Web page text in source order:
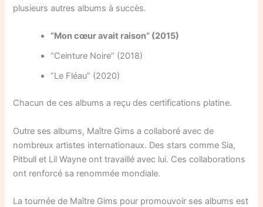
plusieurs autres albums à succès.
“Mon cœur avait raison” (2015)
“Ceinture Noire” (2018)
“Le Fléau” (2020)
Chacun de ces albums a reçu des certifications platine.
Outre ses albums, Maître Gims a collaboré avec de
nombreux artistes internationaux. Des stars comme Sia,
Pitbull et Lil Wayne ont travaillé avec lui. Ces collaborations
ont renforcé sa renommée mondiale.
La tournée de Maître Gims pour promouvoir ses albums est